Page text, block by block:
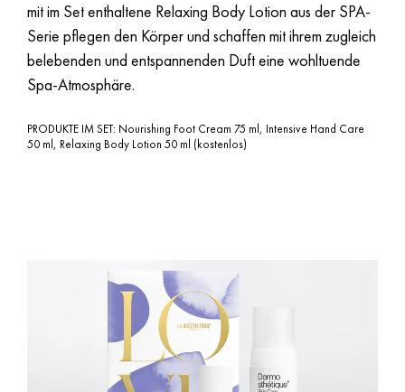
mit im Set enthaltene Relaxing Body Lotion aus der SPA-
Serie pflegen den Körper und schaffen mit ihrem zugleich
belebenden und entspannenden Duft eine wohltuende
Spa-Atmosphäre.
PRODUKTE IM SET: Nourishing Foot Cream 75 ml, Intensive Hand Care
50 ml, Relaxing Body Lotion 50 ml (kostenlos)